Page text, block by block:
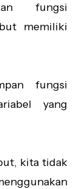
fungsi
memiliki
fungsi
yang
kita tidak